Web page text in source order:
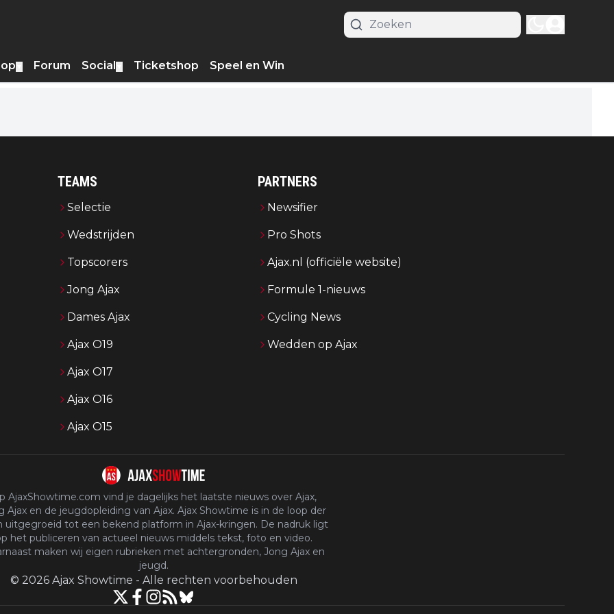
Forum Social Ticketshop Speel en Win
TEAMS
Selectie
Wedstrijden
Topscorers
Jong Ajax
Dames Ajax
Ajax O19
Ajax O17
Ajax O16
Ajax O15
PARTNERS
Newsifier
Pro Shots
Ajax.nl (officiële website)
Formule 1-nieuws
Cycling News
Wedden op Ajax
AjaxShowtime.com vind je dagelijks het laatste nieuws over Ajax,
Ajax en de jeugdopleiding van Ajax. Ajax Showtime is in de loop der
uitgegroeid tot een bekend platform in Ajax-kringen. De nadruk ligt
het publiceren van actueel nieuws middels tekst, foto en video.
maken wij eigen rubrieken met achtergronden, Jong Ajax en
jeugd.
© 2026 Ajax Showtime - Alle rechten voorbehouden